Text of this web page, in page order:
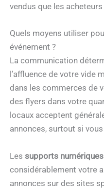
vendus que les
Quels moyens utiliser
événement ?
La communication
l’affluence de votre vide
dans les commerces de
des flyers dans votre
locaux acceptent
annonces, surtout si
Les supports numériques
considérablement votre
annonces sur des sites